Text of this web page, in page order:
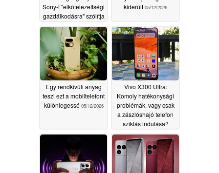
Sony-t "elkötelezettségi
gazdálkodásra" szólítja
fel05/15/2026
kiderült 05/12/2026
Egy rendkívüli anyag
teszi ezt a mobiltelefont
különlegessé 05/12/2026
Vivo X300 Ultra:
Komoly hatékonysági
problémák, vagy csak
a zászlóshajó telefon
sziklás indulása?
05/12/2026